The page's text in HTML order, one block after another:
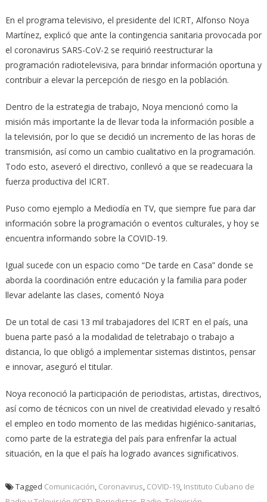
En el programa televisivo, el presidente del ICRT, Alfonso Noya
Martínez, explicó que ante la contingencia sanitaria provocada por
el coronavirus SARS-CoV-2 se requirió reestructurar la
programación radiotelevisiva, para brindar información oportuna y
contribuir a elevar la percepción de riesgo en la población.
Dentro de la estrategia de trabajo, Noya mencionó como la
misión más importante la de llevar toda la información posible a
la televisión, por lo que se decidió un incremento de las horas de
transmisión, así como un cambio cualitativo en la programación.
Todo esto, aseveró el directivo, conllevó a que se readecuara la
fuerza productiva del ICRT.
Puso como ejemplo a Mediodía en TV, que siempre fue para dar
información sobre la programación o eventos culturales, y hoy se
encuentra informando sobre la COVID-19.
Igual sucede con un espacio como “De tarde en Casa” donde se
aborda la coordinación entre educación y la familia para poder
llevar adelante las clases, comentó Noya
De un total de casi 13 mil trabajadores del ICRT en el país, una
buena parte pasó a la modalidad de teletrabajo o trabajo a
distancia, lo que obligó a implementar sistemas distintos, pensar
e innovar, aseguró el titular.
Noya reconoció la participación de periodistas, artistas, directivos,
así como de técnicos con un nivel de creatividad elevado y resaltó
el empleo en todo momento de las medidas higiénico-sanitarias,
como parte de la estrategia del país para enfrenfar la actual
situación, en la que el país ha logrado avances significativos.
Tagged Comunicación, Coronavirus, COVID-19, Instituto Cubano de